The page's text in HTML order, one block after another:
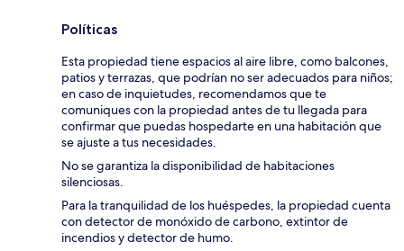
Políticas
Esta propiedad tiene espacios al aire libre, como balcones,
patios y terrazas, que podrían no ser adecuados para niños;
en caso de inquietudes, recomendamos que te
comuniques con la propiedad antes de tu llegada para
confirmar que puedas hospedarte en una habitación que
se ajuste a tus necesidades.
No se garantiza la disponibilidad de habitaciones
silenciosas.
Para la tranquilidad de los huéspedes, la propiedad cuenta
con detector de monóxido de carbono, extintor de
incendios y detector de humo.